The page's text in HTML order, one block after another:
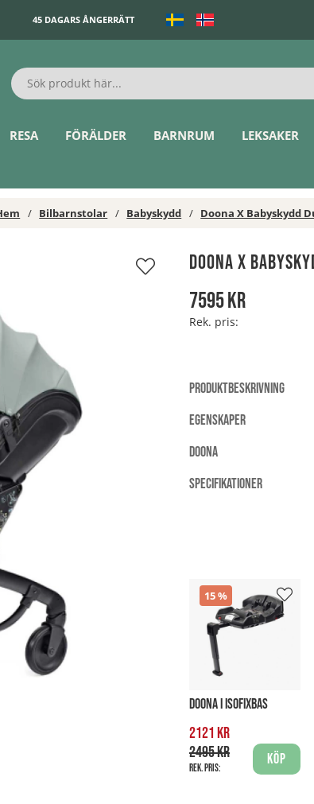
45 DAGARS ÅNGERRÄTT
RESA FÖRÄLDER BARNRUM LEKSAKER
Bilbarnstolar Babyskydd Doona X Babyskydd
Doona X
7595kr
Rek. pris:
PRODUKTBESKRIVNING
EGENSKAPER
DOONA
SPECIFIKATIONER
15
DOONA I ISOFIXBAS
2121 kr
2495 kr
Rek. pris:
Köp